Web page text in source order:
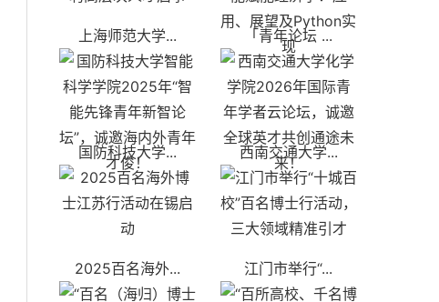
上海师范大学... 「青年论坛 ...
国防科技大学... 西南交通大学...
2025百名海外... 江门市举行“...